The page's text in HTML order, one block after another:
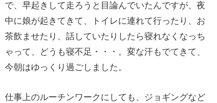
で、早起きして走ろうと目論んでいたんですが、夜
中に娘が起きてきて、トイレに連れて行ったり、お
茶飲ませたり、話していたりしたら寝れなくなっち
ゃって、どうも寝不足・・・。変な汗もでてきて、
今朝はゆっくり過ごしました。
仕事上のルーチンワークにしても、ジョギングなど